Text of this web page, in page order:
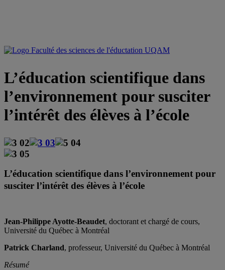
L’éducation scientifique dans
l’environnement pour susciter
l’intérêt des élèves à l’école
L’éducation scientifique dans l’environnement pour
susciter l’intérêt des élèves à l’école
Jean-Philippe Ayotte-Beaudet, doctorant et chargé de cours,
Université du Québec à Montréal
Patrick Charland, professeur, Université du Québec à Montréal
Résumé